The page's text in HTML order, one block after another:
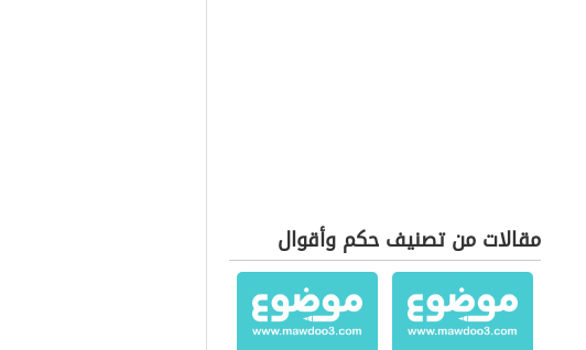
مقالات من تصنيف حكم وأقوال